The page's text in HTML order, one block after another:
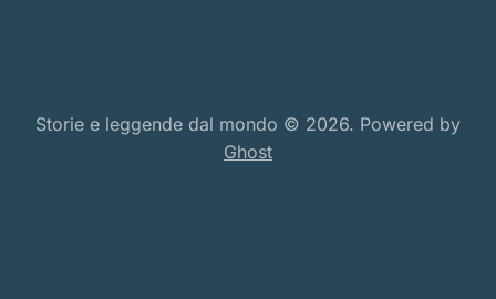
Storie e leggende dal mondo © 2026. Powered by
Ghost